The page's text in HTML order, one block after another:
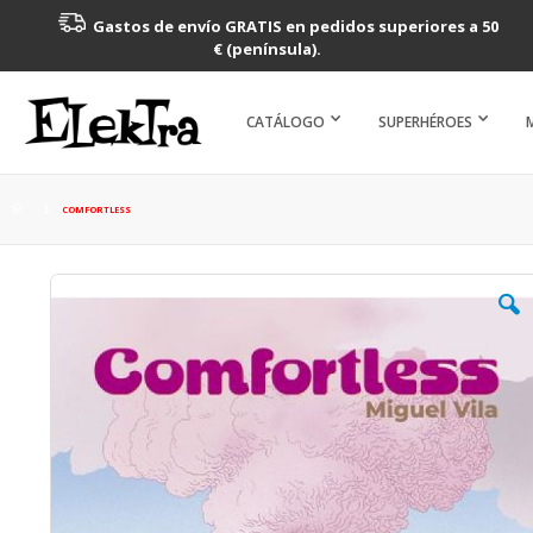
Gastos de envío GRATIS en pedidos superiores a 50
€ (península).
CATÁLOGO SUPERHÉROES
COMFORTLESS
Saltar
galería
imágenes